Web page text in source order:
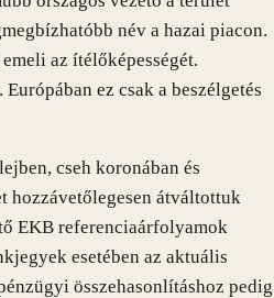
név a hazai piacon.
az ítélőképességét.
ez csak a beszélgetés
cseh koronában és
hozzávetőlegesen átváltottuk
EKB referenciaárfolyamok
esetében az aktuális
összehasonlításhoz pedig